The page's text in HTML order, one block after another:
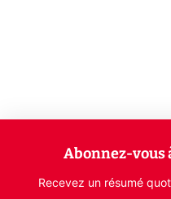
Abonnez-vous
Recevez un résumé